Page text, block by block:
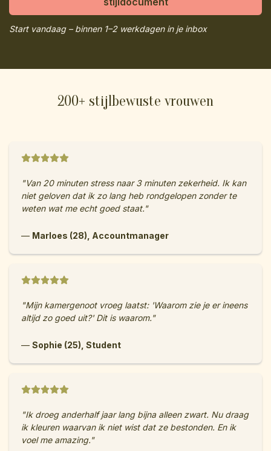
Start vandaag – binnen 1–2 werkdagen in je inbox
200+ stijlbewuste vrouwen
"Van 20 minuten stress naar 3 minuten zekerheid. Ik kan
niet geloven dat ik zo lang heb rondgelopen zonder te
weten wat me echt goed staat."
— Marloes (28), Accountmanager
"Mijn kamergenoot vroeg laatst: 'Waarom zie je er ineens
altijd zo goed uit?' Dit is waarom."
— Sophie (25), Student
"Ik droeg anderhalf jaar lang bijna alleen zwart. Nu draag
ik kleuren waarvan ik niet wist dat ze bestonden. En ik
voel me amazing."